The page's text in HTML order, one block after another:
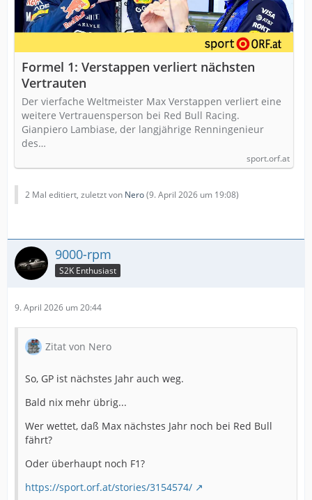
Formel 1: Verstappen verliert nächsten
Vertrauten
Der vierfache Weltmeister Max Verstappen verliert eine
weitere Vertrauensperson bei Red Bull Racing.
Gianpiero Lambiase, der langjährige Renningenieur
des…
sport.orf.at
2 Mal editiert, zuletzt von Nero(9. April 2026 um 19:08)
9000-rpm
S2K Enthusiast
9. April 2026 um 20:44
Zitat von Nero
So, GP ist nächstes Jahr auch weg.
Bald nix mehr übrig...
Wer wettet, daß Max nächstes Jahr noch bei Red Bull
fährt?
Oder überhaupt noch F1?
https://sport.orf.at/stories/3154574/